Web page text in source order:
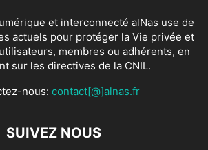
et interconnecté alNas use de
actuels pour protéger la Vie privée et
membres ou adhérents, en
sur les directives de la CNIL.
nous: contact[@]alnas.fr
SUIVEZ NOUS